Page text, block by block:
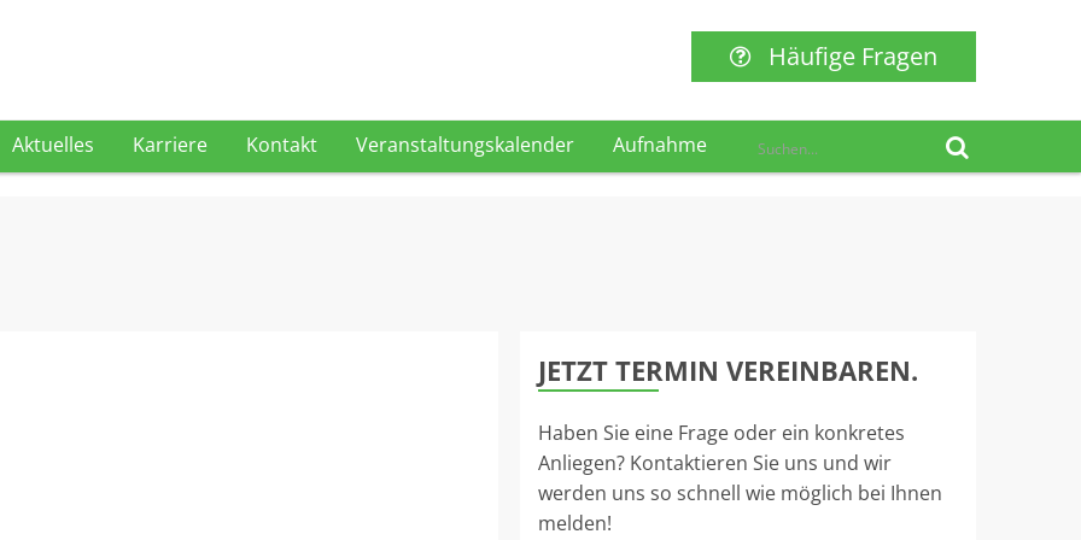
Häufige Fragen
Aktuelles Karriere Kontakt Veranstaltungskalender Aufnahme
JETZT TERMIN VEREINBAREN.
Haben Sie eine Frage oder ein konkretes
Anliegen? Kontaktieren Sie uns und wir
werden uns so schnell wie möglich bei Ihnen
melden!